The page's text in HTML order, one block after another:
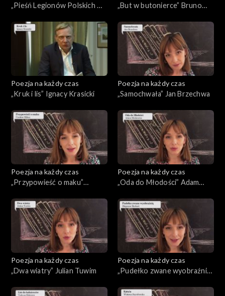
„Pieśń Legionów Polskich we
„But w butonierce” Bruno
Poezja na każdy czas
„Kruk i lis” Ignacy Krasicki
Poezja na każdy czas
„Samochwała” Jan Brzechwa
Poezja na każdy czas
„Przypowieść o maku”
Poezja na każdy czas
„Oda do Młodości” Adam
Poezja na każdy czas
„Dwa wiatry” Julian Tuwim
Poezja na każdy czas
„Pudełko zwane wyobraźnią”